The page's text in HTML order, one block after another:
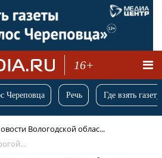
16+
Череповца Речь Где взять
Вологодской облас...